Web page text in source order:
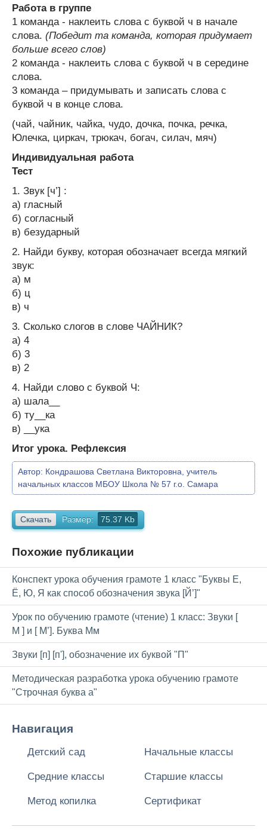
Работа в группе
1 команда - наклеить слова с буквой ч в начале
слова. (Победит та команда, которая придумает
больше всего слов)
2 команда - наклеить слова с буквой ч в середине
слова.
3 команда – придумывать и записать слова с
буквой ч в конце слова.
(чай, чайник, чайка, чудо, дочка, почка, речка,
Юлечка, циркач, трюкач, богач, силач, мяч)
Индивидуальная работа
Тест
1. Звук [ч’] :
а) гласный
б) согласный
в) безударный
2. Найди букву, которая обозначает всегда мягкий
звук:
а) м
б) ц
в) ч
3. Сколько слогов в слове ЧАЙНИК?
а) 4
б) 3
в) 2
4. Найди слово с буквой Ч:
а) шала__
б) ту__ка
в) __ука
Итог урока. Рефлексия
Автор: Кондрашова Светлана Викторовна, учитель
начальных классов МБОУ Школа № 57 г.о. Самара
Скачать Размер: 75.37 Kb
Похожие публикации
Конспект урока обучения грамоте 1 класс "Буквы Е,
Ё, Ю, Я как способ обозначения звука [Й’]"
Урок по обучению грамоте (чтение) 1 класс: Звуки [
М ] и [ М’]. Буква Мм
Звуки [п] [п'], обозначение их буквой "П"
Методическая разработка урока обучению грамоте
"Строчная буква а"
Навигация
Детский сад Начальные классы
Средние классы Старшие классы
Метод копилка Сертификат